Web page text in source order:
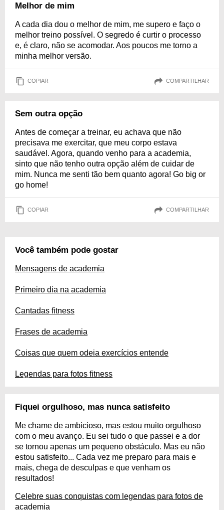
Melhor de mim
A cada dia dou o melhor de mim, me supero e faço o
melhor treino possível. O segredo é curtir o processo
e, é claro, não se acomodar. Aos poucos me torno a
minha melhor versão.
COPIAR COMPARTILHAR
Sem outra opção
Antes de começar a treinar, eu achava que não
precisava me exercitar, que meu corpo estava
saudável. Agora, quando venho para a academia,
sinto que não tenho outra opção além de cuidar de
mim. Nunca me senti tão bem quanto agora! Go big or
go home!
COPIAR COMPARTILHAR
Você também pode gostar
Mensagens de academia
Primeiro dia na academia
Cantadas fitness
Frases de academia
Coisas que quem odeia exercícios entende
Legendas para fotos fitness
Fiquei orgulhoso, mas nunca satisfeito
Me chame de ambicioso, mas estou muito orgulhoso
com o meu avanço. Eu sei tudo o que passei e a dor
se tornou apenas um pequeno obstáculo. Mas eu não
estou satisfeito... Cada vez me preparo para mais e
mais, chega de desculpas e que venham os
resultados!
Celebre suas conquistas com legendas para fotos de
academia